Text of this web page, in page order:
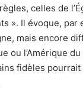
celles de
». Il évoque, par
mais encore
ou l’Amérique
fidèles